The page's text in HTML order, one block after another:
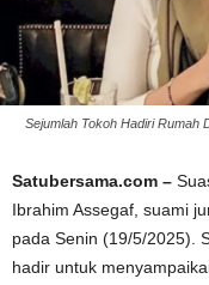
Sejumlah Tokoh Hadiri Rumah
Satubersama.com –
Ibrahim Assegaf, suami
pada Senin (19/5/2025).
hadir untuk